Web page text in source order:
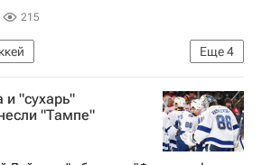
215
Еще4
лига (НХЛ)
Баффало Сейбрз
и "сухарь"
"Тампе"